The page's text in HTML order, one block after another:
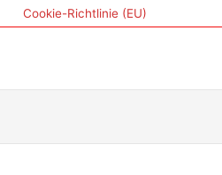
Cookie-Richtlinie (EU)